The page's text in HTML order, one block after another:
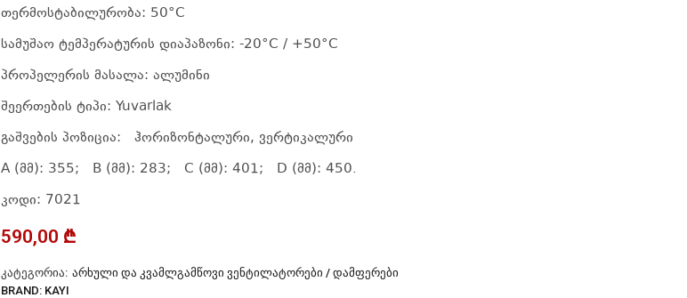
თერმოსტაბილურობა: 50°C
სამუშაო ტემპერატურის დიაპაზონი: -20°C / +50°C
პროპელერის მასალა: ალუმინი
შეერთების ტიპი: Yuvarlak
გაშვების პოზიცია: ჰორიზონტალური, ვერტიკალური
A (მმ): 355; B (მმ): 283; C (მმ): 401; D (მმ): 450.
კოდი: 7021
590,00 ₾
ᲙᲐᲢᲔᲒᲝᲠᲘᲐ: ᲐᲠᲮᲣᲚᲘ ᲓᲐ ᲙᲕᲐᲛᲚᲒᲐᲛᲬᲝᲕᲘ ᲕᲔᲜᲢᲘᲚᲐᲢᲝᲠᲔᲑᲘ / ᲓᲐᲛᲤᲔᲠᲔᲑᲘ
BRAND: KAYI